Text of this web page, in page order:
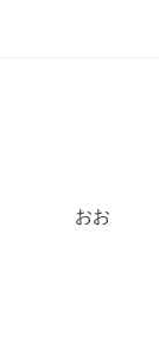
66ｰ1 おお